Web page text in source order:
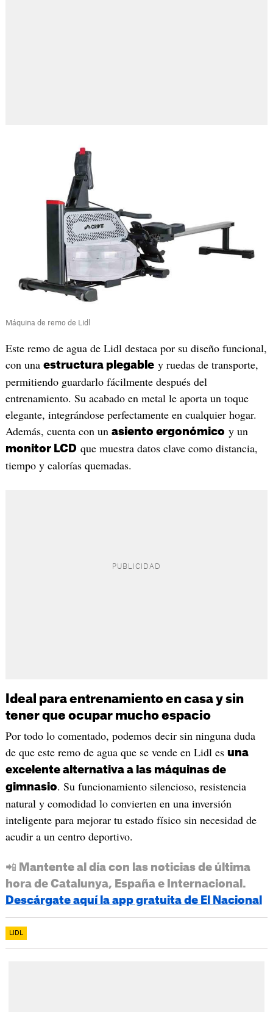
Máquina de remo de Lidl
Este remo de agua de Lidl destaca por su diseño funcional,
con una estructura plegabley ruedas de transporte,
permitiendo guardarlo fácilmente después del
entrenamiento. Su acabado en metal le aporta un toque
elegante, integrándose perfectamente en cualquier hogar.
Además, cuenta con un asiento ergonómico y un
monitor LCD que muestra datos clave como distancia,
tiempo y calorías quemadas.
Ideal para entrenamiento en casa y sin
tener que ocupar mucho espacio
Por todo lo comentado, podemos decir sin ninguna duda
de que este remo de agua que se vende en Lidl es una
excelente alternativa a las máquinas de
gimnasio. Su funcionamiento silencioso, resistencia
natural y comodidad lo convierten en una inversión
inteligente para mejorar tu estado físico sin necesidad de
acudir a un centro deportivo.
📲 Mantente al día con las noticias de última
hora de Catalunya, España e Internacional.
Descárgate aquí la app gratuita de El Nacional
LIDL